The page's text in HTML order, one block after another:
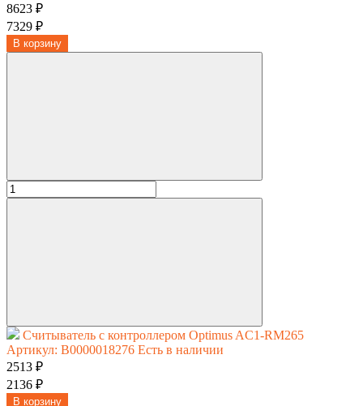
8623 ₽
7329 ₽
В корзину
Считыватель с контроллером Optimus AC1-RM265
Артикул: В0000018276 Есть в наличии
2513 ₽
2136 ₽
В корзину